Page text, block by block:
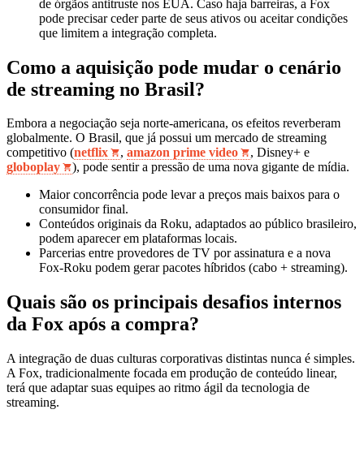
de órgãos antitruste nos EUA. Caso haja barreiras, a Fox
pode precisar ceder parte de seus ativos ou aceitar condições
que limitem a integração completa.
Como a aquisição pode mudar o cenário
de streaming no Brasil?
Embora a negociação seja norte‑americana, os efeitos reverberam
globalmente. O Brasil, que já possui um mercado de streaming
competitivo (netflix , amazon prime video
, Disney+ e
globoplay
), pode sentir a pressão de uma nova gigante de mídia.
Maior concorrência pode levar a preços mais baixos para o
consumidor final.
Conteúdos originais da Roku, adaptados ao público brasileiro,
podem aparecer em plataformas locais.
Parcerias entre provedores de TV por assinatura e a nova
Fox‑Roku podem gerar pacotes híbridos (cabo + streaming).
Quais são os principais desafios internos
da Fox após a compra?
A integração de duas culturas corporativas distintas nunca é simples.
A Fox, tradicionalmente focada em produção de conteúdo linear,
terá que adaptar suas equipes ao ritmo ágil da tecnologia de
streaming.